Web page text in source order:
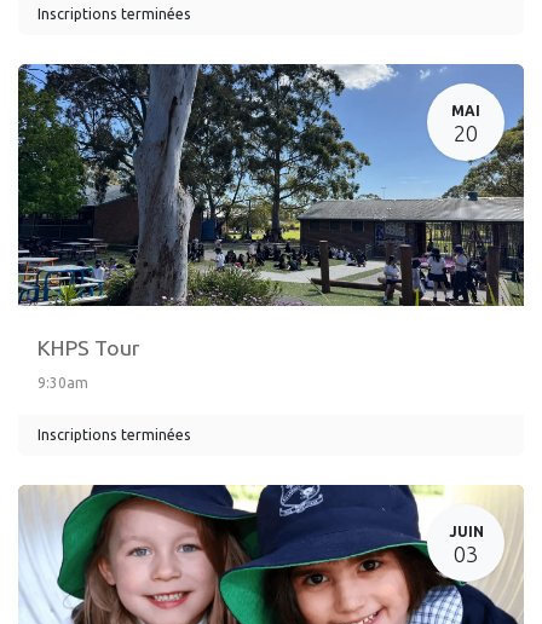
Inscriptions terminées
MAI
20
KHPS Tour
9:30am
Inscriptions terminées
JUIN
03